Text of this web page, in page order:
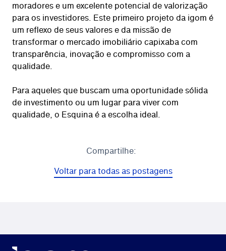
moradores e um excelente potencial de valorização
para os investidores. Este primeiro projeto da igom é
um reflexo de seus valores e da missão de
transformar o mercado imobiliário capixaba com
transparência, inovação e compromisso com a
qualidade.
Para aqueles que buscam uma oportunidade sólida
de investimento ou um lugar para viver com
qualidade, o Esquina é a escolha ideal.
Compartilhe:
Voltar para todas as postagens